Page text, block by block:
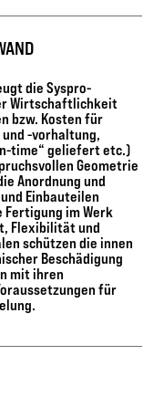
die Syspro-
Wirtschaftlichkeit
bzw. Kosten für
-vorhaltung,
time“ geliefert etc.)
Geometrie
Anordnung und
Einbauteilen
im Werk
Flexibilität und
schützen die innen
Beschädigung
mit ihren
für